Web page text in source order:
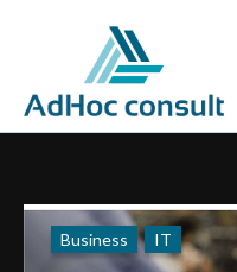
Business IT